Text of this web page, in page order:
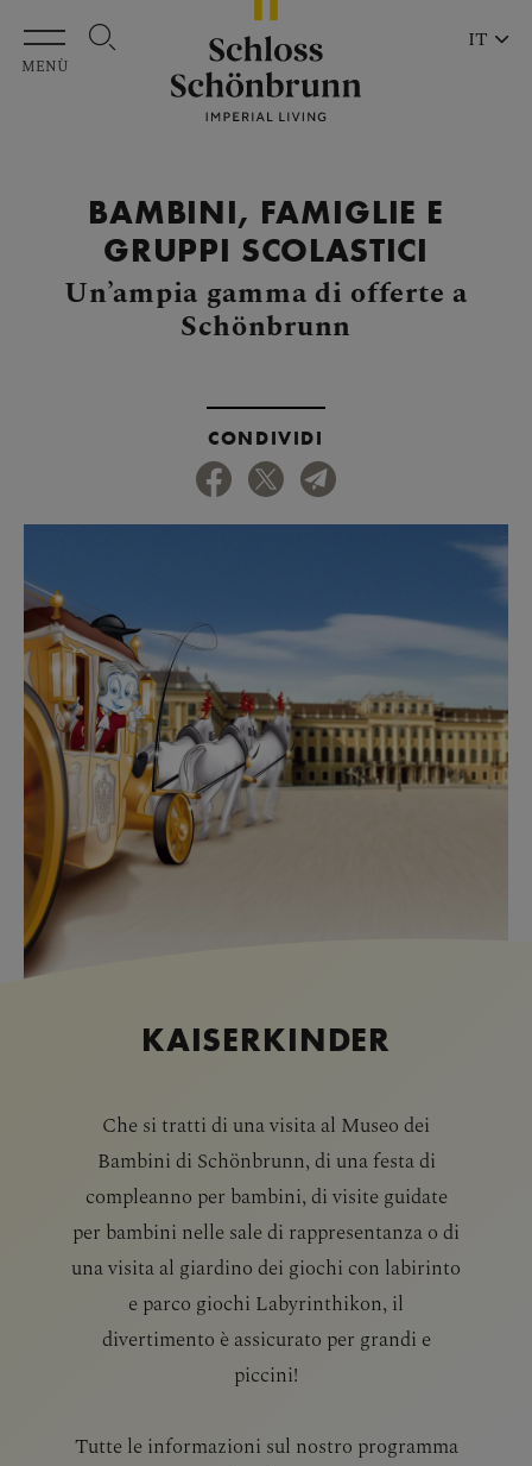
Vai al contenuto principale
MENÙ
IT
BAMBINI, FAMIGLIE E
GRUPPI SCOLASTICI
Un’ampia gamma di offerte a
Schönbrunn
CONDIVIDI
KAISERKINDER
Che si tratti di una visita al Museo dei
Bambini di Schönbrunn, di una festa di
compleanno per bambini, di visite guidate
per bambini nelle sale di rappresentanza o di
una visita al giardino dei giochi con labirinto
e parco giochi Labyrinthikon, il
divertimento è assicurato per grandi e
piccini!
Tutte le informazioni sul nostro programma